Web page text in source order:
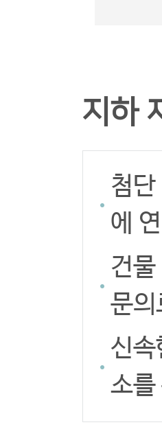
지하
첨
에
건
문의
신
소를